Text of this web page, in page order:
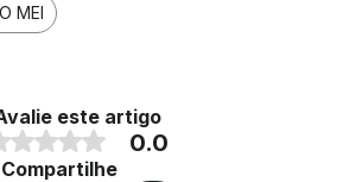
MEI
este artigo
0.0
Compartilhe